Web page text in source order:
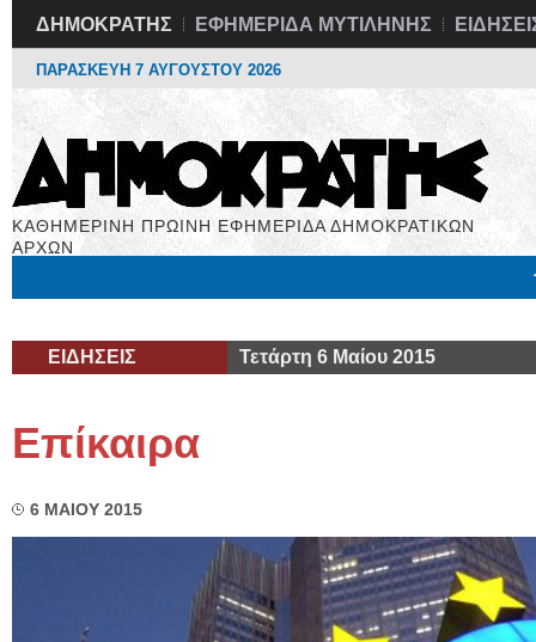
ΔΗΜΟΚΡΑΤΗΣ ΕΦΗΜΕΡΙΔΑ ΜΥΤΙΛΗΝΗΣ
ΠΑΡΑΣΚΕΥΗ 7 ΑΥΓΟΥΣΤΟΥ 2026
ΚΑΘΗΜΕΡΙΝΗ ΠΡΩΙΝΗ ΕΦΗΜΕΡΙΔΑ ΔΗΜΟΚΡΑΤΙΚΩΝ
ΑΡΧΩΝ
ΕΙΔΗΣΕΙΣ Τετάρτη 6 Μαίου 2015
Επίκαιρα
6 ΜΑΙΟΥ 2015